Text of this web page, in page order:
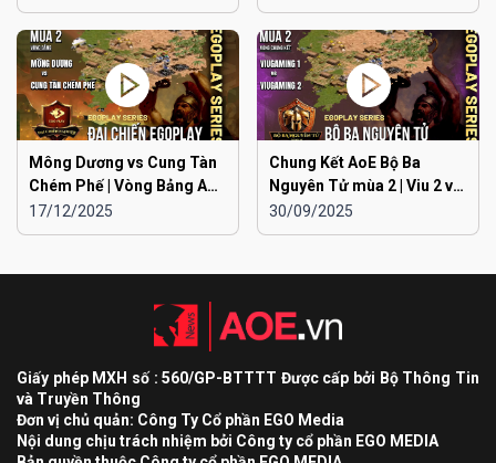
Đông
Dương
Mông Dương vs Cung Tàn
Chém Phế | Vòng Bảng AoE
Toàn Quốc Đại Chiến
EGOPLAY mùa 2
17/12/2025
Chung Kết AoE Bộ Ba
Nguyên Tử mùa 2 | Viu 2 vs
Viu 1
30/09/2025
Giấy phép MXH số : 560/GP-BTTTT Được cấp bởi Bộ Thông Tin
và Truyền Thông
Đơn vị chủ quản: Công Ty Cổ phần EGO Media
Nội dung chịu trách nhiệm bởi Công ty cổ phần EGO MEDIA